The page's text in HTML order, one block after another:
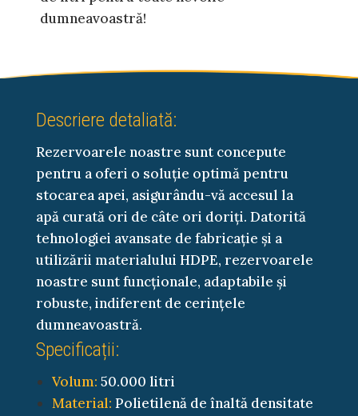
dumneavoastră!
Descriere detaliată:
Rezervoarele noastre sunt concepute
pentru a oferi o soluție optimă pentru
stocarea apei, asigurându-vă accesul la
apă curată ori de câte ori doriți. Datorită
tehnologiei avansate de fabricație și a
utilizării materialului HDPE, rezervoarele
noastre sunt funcționale, adaptabile și
robuste, indiferent de cerințele
dumneavoastră.
Specificații:
Volum: 50.000 litri
Material: Polietilenă de înaltă densitate